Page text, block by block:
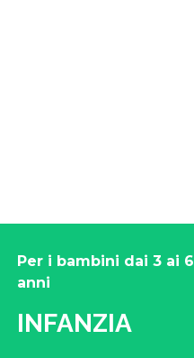
Per i bambini dai 3 ai 6
anni
INFANZIA